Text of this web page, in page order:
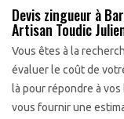
Devis zingueur à
Artisan Toudic
Vous êtes à la
évaluer le coût de
là pour répondre à
vous fournir une